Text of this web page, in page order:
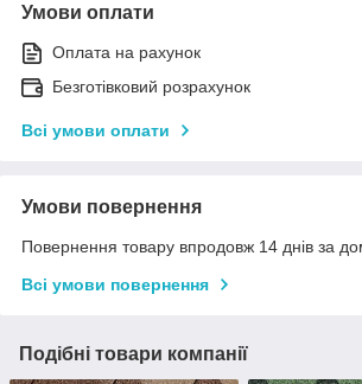
Умови оплати
Оплата на рахунок
Безготівковий розрахунок
Всі умови оплати
Умови повернення
Повернення товару впродовж 14 днів за
Всі умови повернення
Подібні товари компанії